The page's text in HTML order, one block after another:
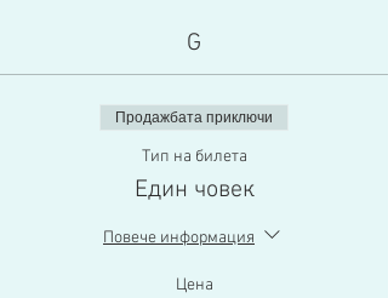
вътрешна енергия, достъпна за всички нас.
+ Попитайте за частни семинари за вашите
групи; приятели и семейство.
G
Продажбата приключи
Тип на билета
Един човек
Повече информация
Цена